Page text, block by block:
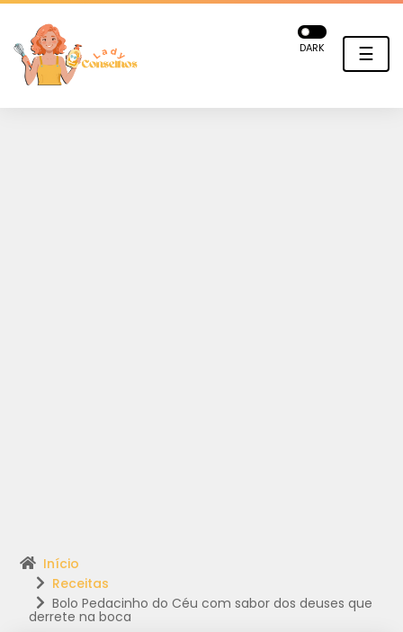
☰
DARK
Início
Receitas
Bolo Pedacinho do Céu com sabor dos deuses que
derrete na boca